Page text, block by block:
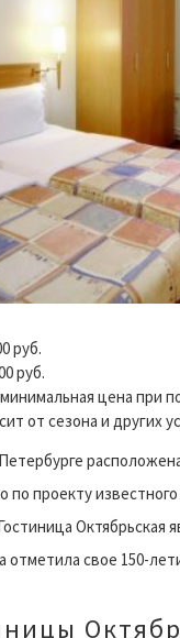
руб.
руб.
цена при
от сезона и других
проекту
Октябрьская
отметила свое 150-